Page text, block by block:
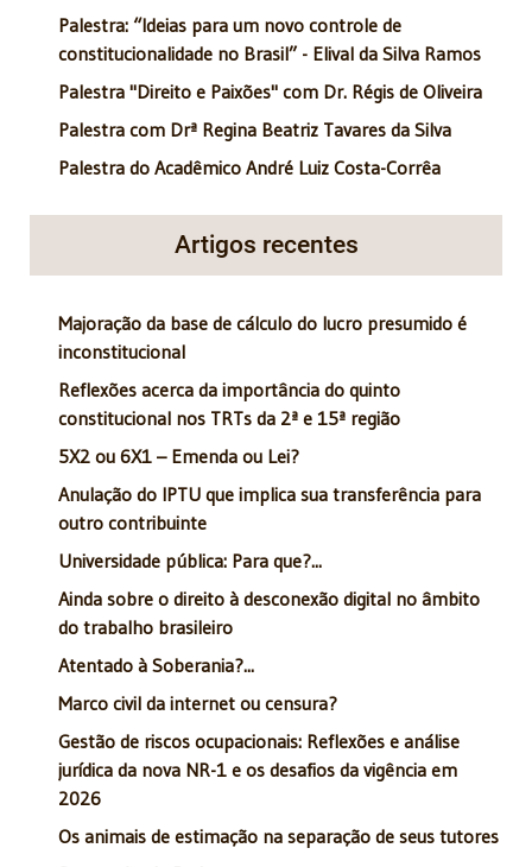
Palestra: “Ideias para um novo controle de
constitucionalidade no Brasil” - Elival da Silva Ramos
Palestra "Direito e Paixões" com Dr. Régis de Oliveira
Palestra com Drª Regina Beatriz Tavares da Silva
Palestra do Acadêmico André Luiz Costa-Corrêa
Artigos recentes
Majoração da base de cálculo do lucro presumido é
inconstitucional
Reflexões acerca da importância do quinto
constitucional nos TRTs da 2ª e 15ª região
5X2 ou 6X1 – Emenda ou Lei?
Anulação do IPTU que implica sua transferência para
outro contribuinte
Universidade pública: Para que?...
Ainda sobre o direito à desconexão digital no âmbito
do trabalho brasileiro
Atentado à Soberania?...
Marco civil da internet ou censura?
Gestão de riscos ocupacionais: Reflexões e análise
jurídica da nova NR-1 e os desafios da vigência em
2026
Os animais de estimação na separação de seus tutores